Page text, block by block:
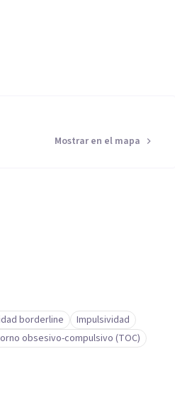
Mostrar en el mapa
borderline
Impulsividad
obsesivo-compulsivo (TOC)